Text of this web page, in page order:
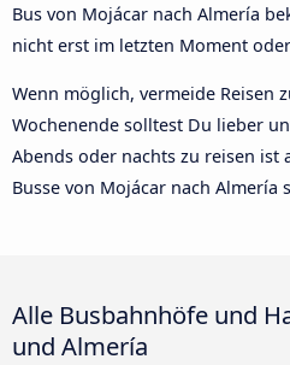
Bus von Mojácar nach Almería
nicht erst im letzten Moment
Wenn möglich, vermeide Reisen
Wochenende solltest Du lieber
Abends oder nachts zu reisen ist
Busse von Mojácar nach Almería
Alle Busbahnhöfe und
und Almería